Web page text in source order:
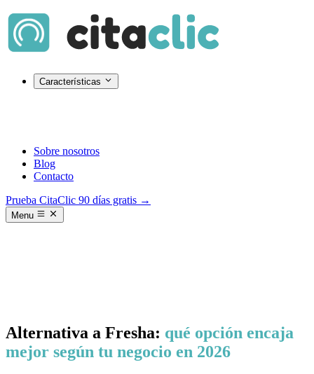
Características
Sobre nosotros
Blog
Contacto
Prueba CitaClic 90 días gratis →
Menu
Alternativa a Fresha: qué opción encaja
mejor según tu negocio en 2026